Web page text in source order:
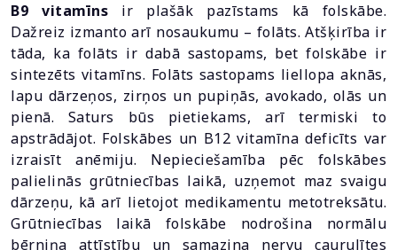
B9 vitamīns ir plašāk pazīstams kā folskābe.
Dažreiz izmanto arī nosaukumu – folāts. Atšķirība ir
tāda, ka folāts ir dabā sastopams, bet folskābe ir
sintezēts vitamīns. Folāts sastopams liellopa aknās,
lapu dārzeņos, zirņos un pupiņās, avokado, olās un
pienā. Saturs būs pietiekams, arī termiski to
apstrādājot. Folskābes un B12 vitamīna deficīts var
izraisīt anēmiju. Nepieciešamība pēc folskābes
palielinās grūtniecības laikā, uzņemot maz svaigu
dārzeņu, kā arī lietojot medikamentu metotreksātu.
Grūtniecības laikā folskābe nodrošina normālu
bērniņa attīstību un samazina nervu caurulītes